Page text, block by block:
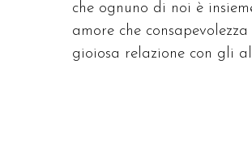
che ognuno di noi è
amore che consapevolezza
gioiosa relazione con gli